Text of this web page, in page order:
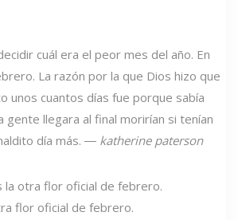
cuál era el peor mes del año. En
La razón por la que Dios hizo que
unos cuantos días fue porque sabía
gente llegara al final morirían si tenían
día más. ― katherine paterson
flor oficial de febrero.